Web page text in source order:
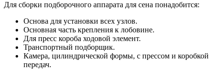
Для сборки подборочного аппарата для сена понадобится:
Основа для установки всех узлов.
Основная часть крепления к лобовине.
Для пресс короба ходовой элемент.
Транспортный подборщик.
Камера, цилиндрической формы, с прессом и коробкой
передач.